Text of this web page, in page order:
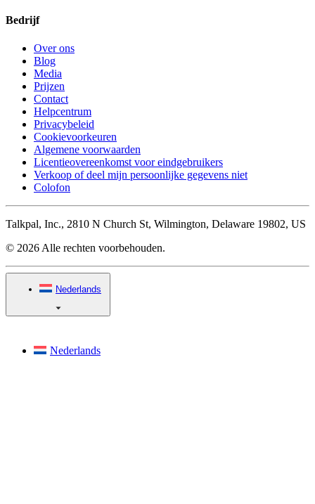
Bedrijf
Over ons
Blog
Media
Prijzen
Contact
Helpcentrum
Privacybeleid
Cookievoorkeuren
Algemene voorwaarden
Licentieovereenkomst voor eindgebruikers
Verkoop of deel mijn persoonlijke gegevens niet
Colofon
Talkpal, Inc., 2810 N Church St, Wilmington, Delaware 19802, US
© 2026 Alle rechten voorbehouden.
Nederlands
Nederlands